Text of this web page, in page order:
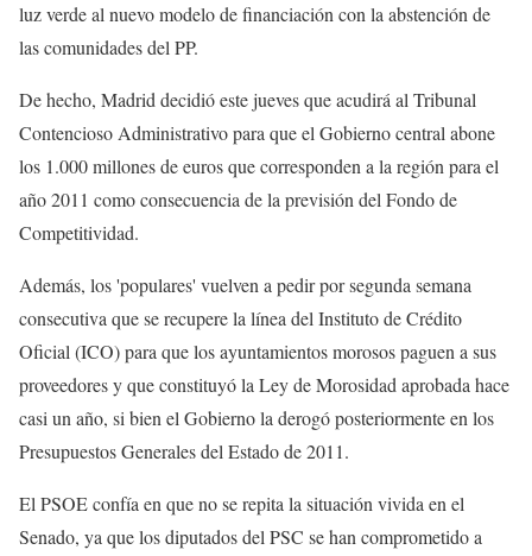
luz verde al nuevo modelo de financiación con la abstención de
las comunidades del PP.
De hecho, Madrid decidió este jueves que acudirá al Tribunal
Contencioso Administrativo para que el Gobierno central abone
los 1.000 millones de euros que corresponden a la región para el
año 2011 como consecuencia de la previsión del Fondo de
Competitividad.
Además, los 'populares' vuelven a pedir por segunda semana
consecutiva que se recupere la línea del Instituto de Crédito
Oficial (ICO) para que los ayuntamientos morosos paguen a sus
proveedores y que constituyó la Ley de Morosidad aprobada hace
casi un año, si bien el Gobierno la derogó posteriormente en los
Presupuestos Generales del Estado de 2011.
El PSOE confía en que no se repita la situación vivida en el
Senado, ya que los diputados del PSC se han comprometido a